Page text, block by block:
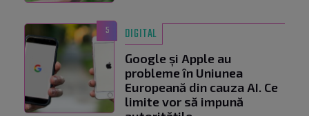
5 DIGITAL
Google și Apple au
probleme în Uniunea
Europeană din cauza AI. Ce
limite vor să impună